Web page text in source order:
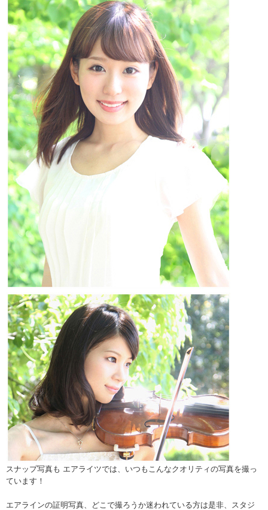
スナップ写真も エアライツでは、いつもこんなクオリティの写真を撮っ
ています！
エアラインの証明写真、どこで撮ろうか迷われている方は是非、スタジ